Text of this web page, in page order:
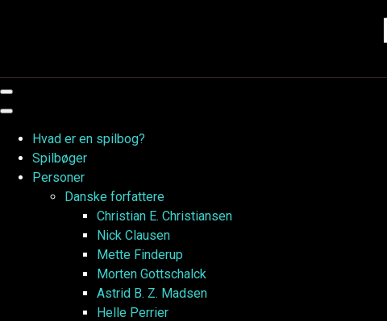
Hvad er en spilbog?
Spilbøger
Personer
Danske forfattere
Christian E. Christiansen
Nick Clausen
Mette Finderup
Morten Gottschalck
Astrid B. Z. Madsen
Helle Perrier